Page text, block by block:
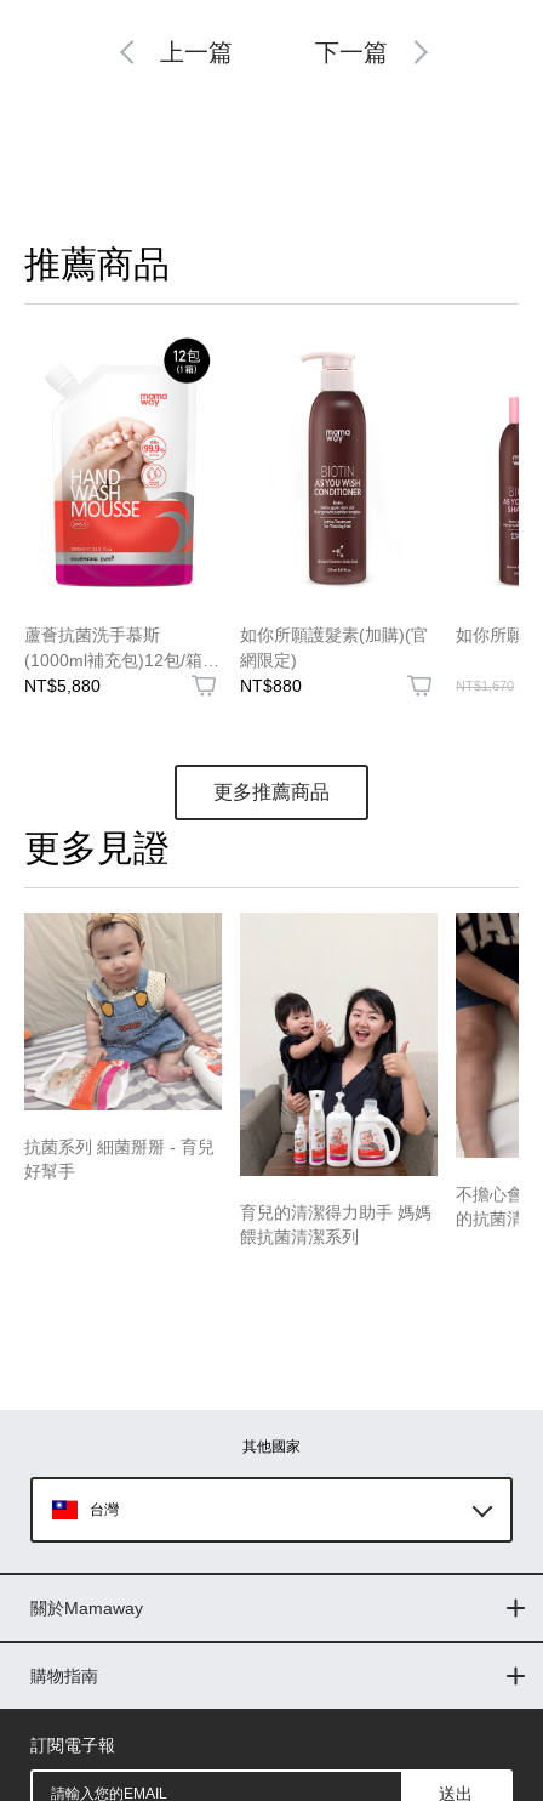
上一篇 下一篇
推薦商品
蘆薈抗菌洗手慕斯
(1000ml補充包)12包/箱
箱購
NT$5,880
如你所願護髮素(加購)(官
網限定)
NT$880
如你所願
NT$1,670
更多推薦商品
更多見證
抗菌系列 細菌掰掰 - 育兒
好幫手
育兒的清潔得力助手 媽媽
餵抗菌清潔系列
不擔心會
的抗菌清
其他國家
台灣
印尼
馬來西亞
關於Mamaway
門市據點
最新消息
品牌故事
人力招募
媒體花絮
隱私權聲明
CSR企業社會責任
購物指南
購物常見問題
退換貨問題
儲值金使用條款
購買儲值金
發票問題
會員權益
線上留言
吸乳器-免費體驗
訂閱電子報
送出